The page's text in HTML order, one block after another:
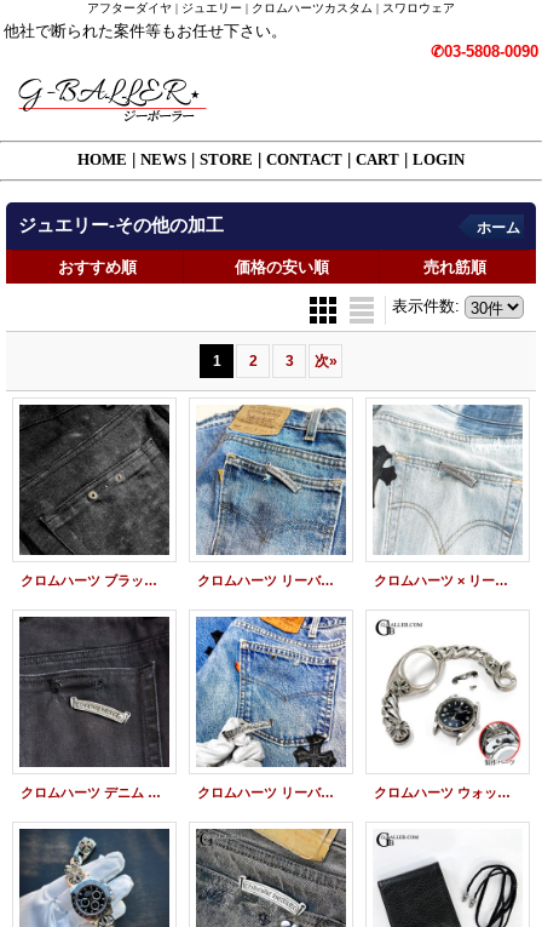
アフターダイヤ | ジュエリー | クロムハーツカスタム | スワロウェア
他社で断られた案件等もお任せ下さい。
✆03-5808-0090
HOME NEWS STORE CONTACT CART LOGIN
ジュエリー-その他の加工 ホーム
おすすめ順 価格の安い順 売れ筋順
表示件数:
1 2 3 次»
クロムハーツ ブラックデニム スクロールラベル 留直し カシメ新造 生地修復加工 クロムハーツ リーバイス505 クロスパッチデニム スクロールラベル 留直し 料金 東京 クロムハーツ × リーバイス インディゴデニム スクロールラベル 留直し カシメ新造加工
クロムハーツ デニム スクロールラベル 取付修理 ブラックデニム クロムハーツ リーバイス デニム スクロールラベル 取付修理 クロスパッチ ウォッシュドデニムパンツ インディゴブルー クロムハーツ ウォッチケース 修理 パーツ ネジ 固定 金具 製作